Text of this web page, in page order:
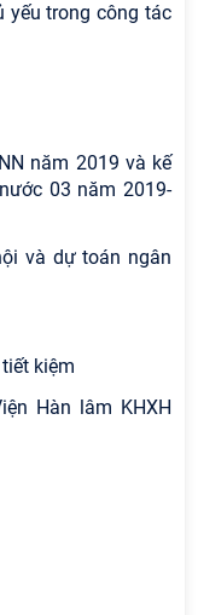
yếu trong công tác
năm 2019 và kế
03 năm 2019-
và dự toán ngân
kiệm
Hàn lâm KHXH